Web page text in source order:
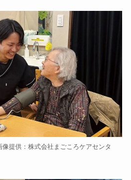
提供：株式会社まごころケアセンタ